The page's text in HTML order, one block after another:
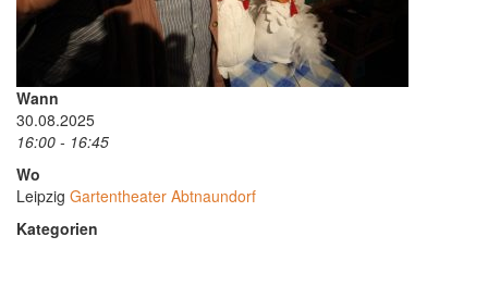
Wann
30.08.2025
16:00 - 16:45
Wo
Leipzig Gartentheater Abtnaundorf
Kategorien